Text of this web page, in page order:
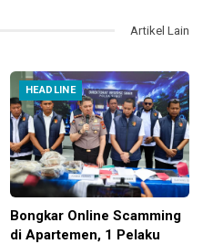
Artikel Lain
HEADLINE
Bongkar Online Scamming
di Apartemen, 1 Pelaku